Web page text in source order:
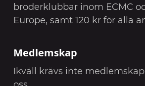
broderklubbar inom ECMC
Europe, samt 120 kr för alla
Medlemskap
Ikväll krävs inte